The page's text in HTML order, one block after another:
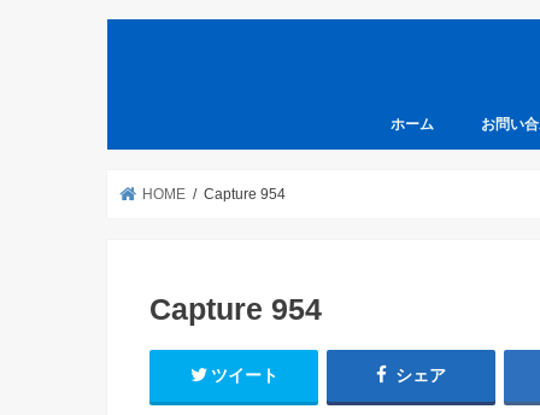
ホーム お問い
HOME Capture 954
Capture 954
ツイート シェア